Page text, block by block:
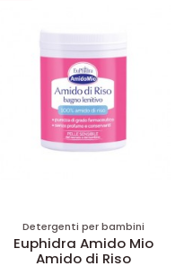
Detergenti per bambini
Euphidra Amido Mio
Amido di Riso